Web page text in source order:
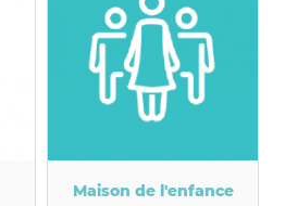
Maison de l'enfance